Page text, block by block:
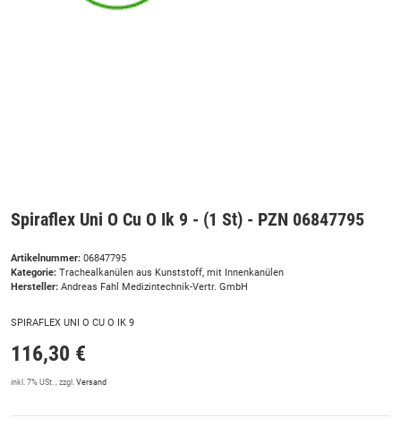
Spiraflex Uni O Cu O Ik 9 - (1 St) - PZN 06847795
Artikelnummer: 06847795
Kategorie: Trachealkanülen aus Kunststoff, mit Innenkanülen
Hersteller: Andreas Fahl Medizintechnik-Vertr. GmbH
SPIRAFLEX UNI O CU O IK 9
116,30 €
inkl. 7% USt. , zzgl. Versand